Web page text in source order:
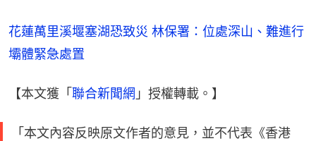
花蓮萬里溪堰塞湖恐致災 林保署：位處深山、難進行
壩體緊急處置
【本文獲「 聯合新聞網 」授權轉載。】
「本文內容反映原文作者的意見，並不代表《香港